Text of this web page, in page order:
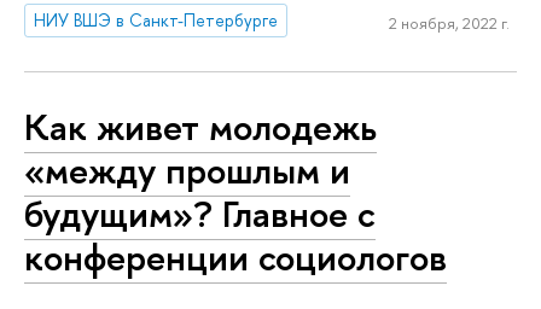
НИУ ВШЭ в Санкт-Петербурге
2 ноября, 2022 г.
Как живет молодежь
«между прошлым и
будущим»? Главное с
конференции социологов